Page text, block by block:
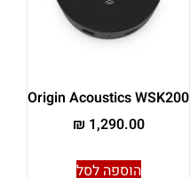
Origin Acoustics WSK200
₪ 1,290.00
הוספה לסל